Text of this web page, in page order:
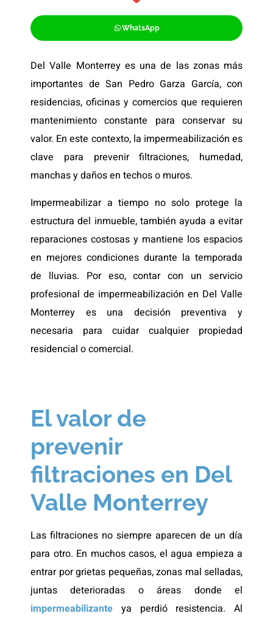
WhatsApp
Del Valle Monterrey es una de las zonas más
importantes de San Pedro Garza García, con
residencias, oficinas y comercios que requieren
mantenimiento constante para conservar su
valor. En este contexto, la impermeabilización es
clave para prevenir filtraciones, humedad,
manchas y daños en techos o muros.
Impermeabilizar a tiempo no solo protege la
estructura del inmueble, también ayuda a evitar
reparaciones costosas y mantiene los espacios
en mejores condiciones durante la temporada
de lluvias. Por eso, contar con un servicio
profesional de impermeabilización en Del Valle
Monterrey es una decisión preventiva y
necesaria para cuidar cualquier propiedad
residencial o comercial.
El valor de
prevenir
filtraciones en Del
Valle Monterrey
Las filtraciones no siempre aparecen de un día
para otro. En muchos casos, el agua empieza a
entrar por grietas pequeñas, zonas mal selladas,
juntas deterioradas o áreas donde el
impermeabilizante ya perdió resistencia. Al